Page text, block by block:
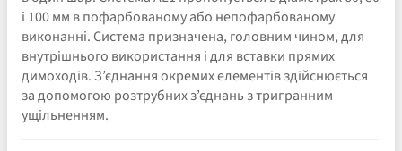
і 100 мм в пофарбованому або непофарбованому
виконанні. Система призначена, головним чином, для
внутрішнього використання і для вставки прямих
димоходів. З’єднання окремих елементів здійснюється
за допомогою розтрубних з’єднань з тригранним
ущільненням.